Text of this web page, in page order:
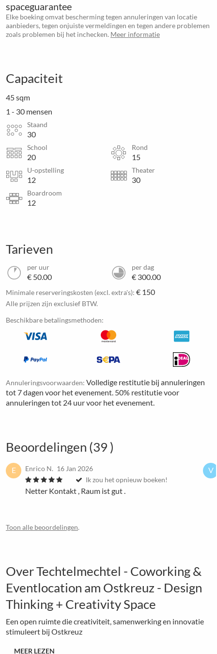
spaceguarantee
Elke boeking omvat bescherming tegen annuleringen van locatie
aanbieders, tegen onjuiste vermeldingen en tegen andere problemen
zoals problemen bij het inchecken. Meer informatie
Capaciteit
45 sqm
1 - 30 mensen
Staand
30
School
20
Rond
15
U-opstelling
12
Theater
30
Boardroom
12
Tarieven
per uur
€ 50.00
per dag
€ 300.00
Minimale reserveringskosten (excl. extra's): € 150
Alle prijzen zijn exclusief BTW.
Beschikbare betalingsmethoden:
Annuleringsvoorwaarden: Volledige restitutie bij annuleringen
tot 7 dagen voor het evenement. 50% restitutie voor
annuleringen tot 24 uur voor het evenement.
Beoordelingen (39 )
E Enrico N. 16 Jan 2026
Ik zou het opnieuw boeken!
Netter Kontakt , Raum ist gut .
V
Toon alle beoordelingen.
Over Techtelmechtel - Coworking &
Eventlocation am Ostkreuz - Design
Thinking + Creativity Space
Een open ruimte die creativiteit, samenwerking en innovatie
stimuleert bij Ostkreuz
MEER LEZEN